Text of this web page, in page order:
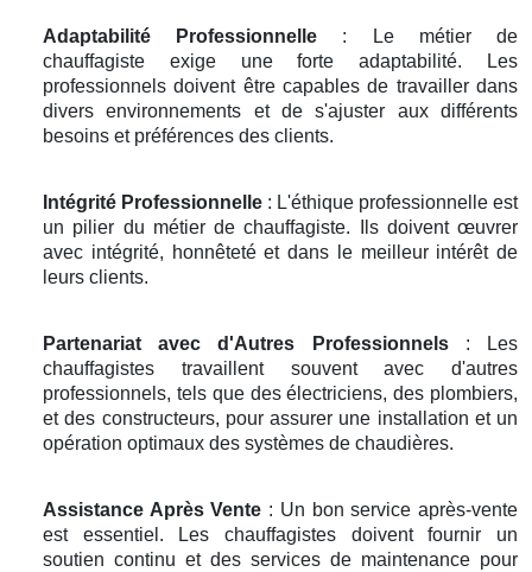
Adaptabilité Professionnelle : Le métier de
chauffagiste exige une forte adaptabilité. Les
professionnels doivent être capables de travailler dans
divers environnements et de s'ajuster aux différents
besoins et préférences des clients.
Intégrité Professionnelle : L'éthique professionnelle est
un pilier du métier de chauffagiste. Ils doivent œuvrer
avec intégrité, honnêteté et dans le meilleur intérêt de
leurs clients.
Partenariat avec d'Autres Professionnels: Les
chauffagistes travaillent souvent avec d'autres
professionnels, tels que des électriciens, des plombiers,
et des constructeurs, pour assurer une installation et un
opération optimaux des systèmes de chaudières.
Assistance Après Vente : Un bon service après-vente
est essentiel. Les chauffagistes doivent fournir un
soutien continu et des services de maintenance pour